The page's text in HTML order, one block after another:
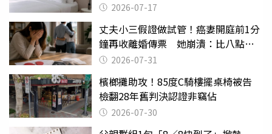
2026-07-17
丈夫小三假證做試管！癌妻開庭前1分
鐘再收離婚傳票 她崩潰：比八點檔
還扯2026-07-31
檳榔攤助攻！85度C騎樓擺桌椅被告
檢翻28年舊判決認證非竊佔
2026-07-30